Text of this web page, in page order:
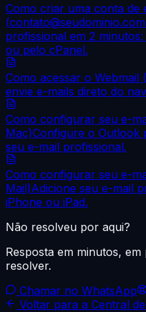
Como criar uma conta de
(
profissional em 2
ou pelo cPanel.
Como acessar o Webmail
envie e-mails direto do
Como configurar seu e-
Mac)Configure o Outlook
seu e-mail profissional.
Como configurar seu e-
Mail)Adicione seu e-mail
iPhone ou iPad.
Não resolveu por aqui?
Resposta em minutos,
resolver.
Chamar no WhatsApp
Voltar para a Central